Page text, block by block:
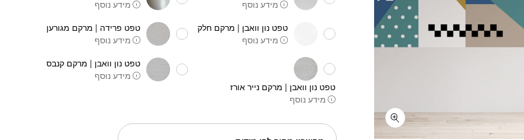
מידע נוסף
מידע נוסף
טפט נון וואבן | מרקם חלק
מידע נוסף
טפט פרידה | מרקם מגורען
מידע נוסף
טפט נון וואבן | מרקם נייר אורז
מידע נוסף
טפט נון וואבן | מרקם קנבס
מידע נוסף